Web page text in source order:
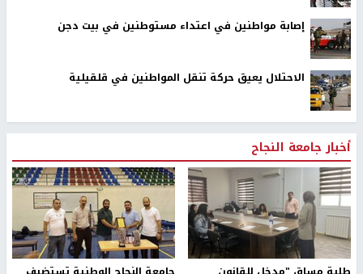
إصابة مواطنين في اعتداء مستوطنين في بيت دجن
الاحتلال يعيق حركة تنقل المواطنين في قلقيلية
أخبار جامعة النجاح